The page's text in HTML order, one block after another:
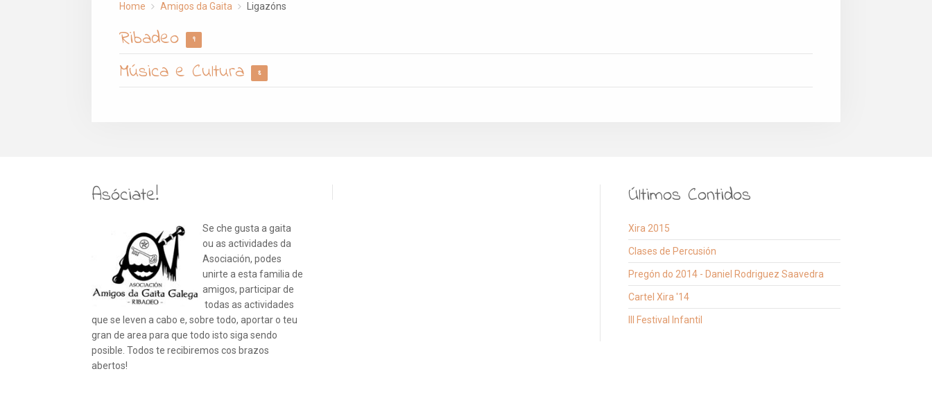
Home Amigos da Gaita Ligazóns
Ribadeo 9
Música e Cultura 8
Asóciate!
Se che gusta a gaita
ou as actividades da
Asociación, podes
unirte a esta familia de
amigos, participar de
todas as actividades
que se leven a cabo e, sobre todo, aportar o teu
gran de area para que todo isto siga sendo
posible. Todos te recibiremos cos brazos
abertos!
Últimos Contidos
Xira 2015
Clases de Percusión
Pregón do 2014 - Daniel Rodriguez Saavedra
Cartel Xira '14
III Festival Infantil